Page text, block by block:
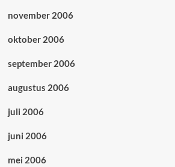
november 2006
oktober 2006
september 2006
augustus 2006
juli 2006
juni 2006
mei 2006